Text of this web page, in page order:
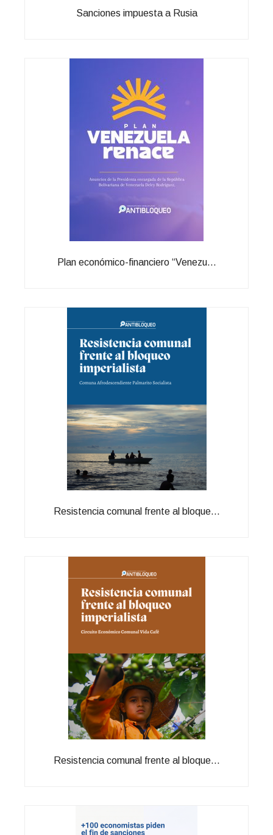
Sanciones impuesta a Rusia
Plan económico-financiero “Venezu...
Resistencia comunal frente al bloque...
Resistencia comunal frente al bloque...